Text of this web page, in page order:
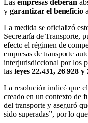
Las empresas deberán
y garantizar el beneficio
La medida se oficializó
Secretaría de Transporte,
efecto el régimen de
empresas de transporte
interjurisdiccional por los
las leyes 22.431, 26.928 y
La resolución indicó que
creado en un contexto de
del transporte y aseguró
sido superadas”, por lo